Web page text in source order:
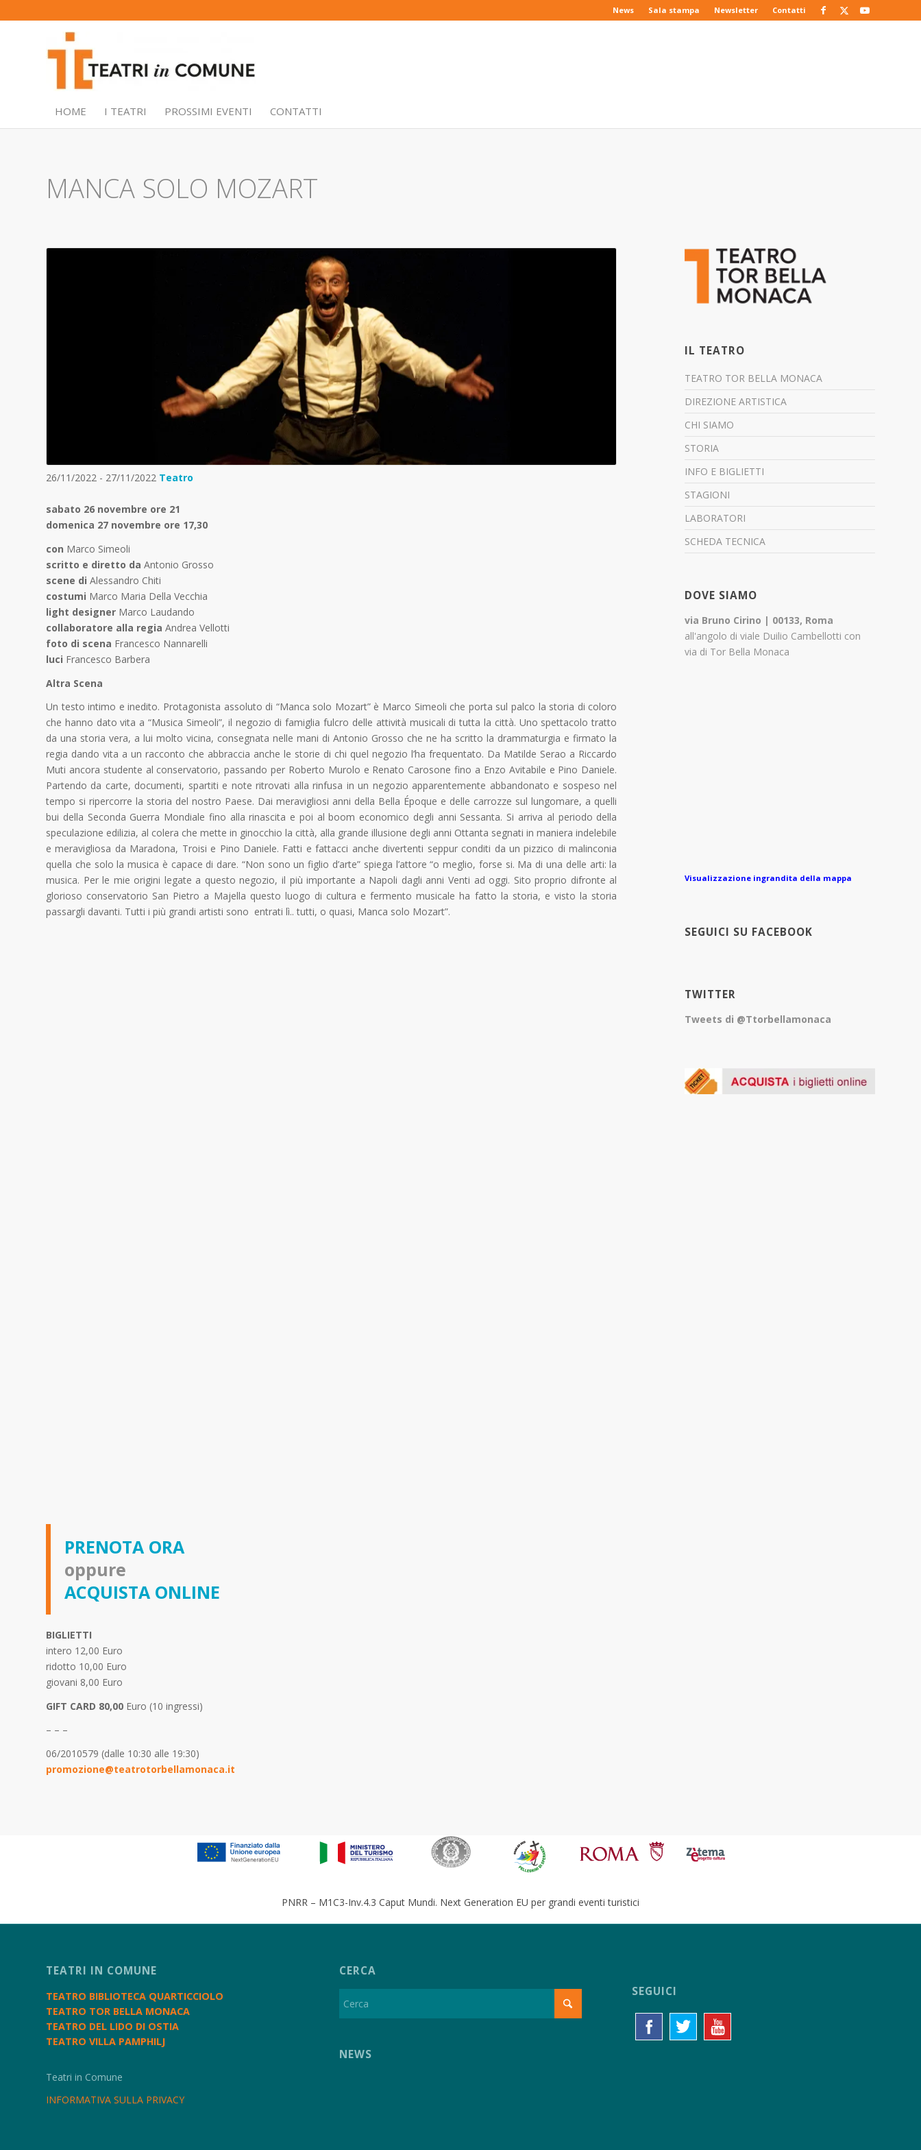
News Sala stampa Newsletter Contatti
HOME I TEATRI PROSSIMI EVENTI CONTATTI
MANCA SOLO MOZART
26/11/2022 - 27/11/2022 Teatro
sabato 26 novembre ore 21
domenica 27 novembre ore 17,30
con Marco Simeoli
scritto e diretto da Antonio Grosso
scene di Alessandro Chiti
costumi Marco Maria Della Vecchia
light designer Marco Laudando
collaboratore alla regia Andrea Vellotti
foto di scena Francesco Nannarelli
luci Francesco Barbera
Altra Scena
Un testo intimo e inedito. Protagonista assoluto di “Manca solo Mozart” è Marco Simeoli che porta sul palco la storia di coloro
che hanno dato vita a “Musica Simeoli”, il negozio di famiglia fulcro delle attività musicali di tutta la città. Uno spettacolo tratto
da una storia vera, a lui molto vicina, consegnata nelle mani di Antonio Grosso che ne ha scritto la drammaturgia e firmato la
regia dando vita a un racconto che abbraccia anche le storie di chi quel negozio l’ha frequentato. Da Matilde Serao a Riccardo
Muti ancora studente al conservatorio, passando per Roberto Murolo e Renato Carosone fino a Enzo Avitabile e Pino Daniele.
Partendo da carte, documenti, spartiti e note ritrovati alla rinfusa in un negozio apparentemente abbandonato e sospeso nel
tempo si ripercorre la storia del nostro Paese. Dai meravigliosi anni della Bella Époque e delle carrozze sul lungomare, a quelli
bui della Seconda Guerra Mondiale fino alla rinascita e poi al boom economico degli anni Sessanta. Si arriva al periodo della
speculazione edilizia, al colera che mette in ginocchio la città, alla grande illusione degli anni Ottanta segnati in maniera indelebile
e meravigliosa da Maradona, Troisi e Pino Daniele. Fatti e fattacci anche divertenti seppur conditi da un pizzico di malinconia
quella che solo la musica è capace di dare. “Non sono un figlio d’arte” spiega l’attore “o meglio, forse si. Ma di una delle arti: la
musica. Per le mie origini legate a questo negozio, il più importante a Napoli dagli anni Venti ad oggi. Sito proprio difronte al
glorioso conservatorio San Pietro a Majella questo luogo di cultura e fermento musicale ha fatto la storia, e visto la storia
passargli davanti. Tutti i più grandi artisti sono entrati lì.. tutti, o quasi, Manca solo Mozart”.
PRENOTA ORA
oppure
ACQUISTA ONLINE
BIGLIETTI
intero 12,00 Euro
ridotto 10,00 Euro
giovani 8,00 Euro
GIFT CARD 80,00 Euro (10 ingressi)
– – –
06/2010579 (dalle 10:30 alle 19:30)
promozione@teatrotorbellamonaca.it
IL TEATRO
TEATRO TOR BELLA MONACA
DIREZIONE ARTISTICA
CHI SIAMO
STORIA
INFO E BIGLIETTI
STAGIONI
LABORATORI
SCHEDA TECNICA
DOVE SIAMO
via Bruno Cirino | 00133, Roma
all'angolo di viale Duilio Cambellotti con
via di Tor Bella Monaca
Visualizzazione ingrandita della mappa
SEGUICI SU FACEBOOK
TWITTER
Tweets di @Ttorbellamonaca
PNRR – M1C3-Inv.4.3 Caput Mundi. Next Generation EU per grandi eventi turistici
TEATRI IN COMUNE
TEATRO BIBLIOTECA QUARTICCIOLO
TEATRO TOR BELLA MONACA
TEATRO DEL LIDO DI OSTIA
TEATRO VILLA PAMPHILJ
Teatri in Comune
INFORMATIVA SULLA PRIVACY
CERCA
NEWS
SEGUICI